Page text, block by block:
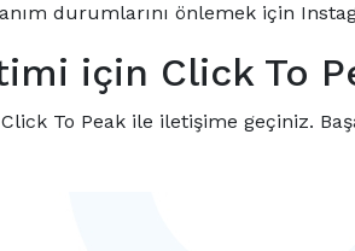
durumlarını önlemek için
için Click To
To Peak ile iletişime geçiniz.